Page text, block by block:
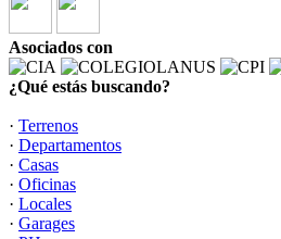
Asociados con
¿Qué estás buscando?
· Terrenos
· Departamentos
· Casas
· Oficinas
· Locales
· Garages